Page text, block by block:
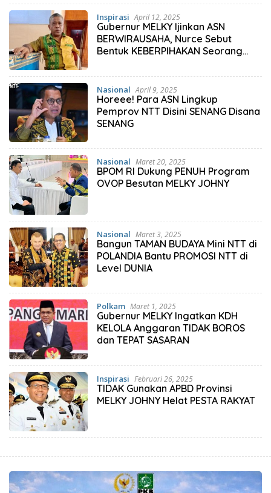
Inspirasi April 12, 2025
Gubernur MELKY Ijinkan ASN
BERWIRAUSAHA, Nurce Sebut
Bentuk KEBERPIHAKAN Seorang
Nasional April 9, 2025
Horeee! Para ASN Lingkup
Pemprov NTT Disini SENANG Disana
SENANG
Nasional Maret 20, 2025
BPOM RI Dukung PENUH Program
OVOP Besutan MELKY JOHNY
Nasional Maret 3, 2025
Bangun TAMAN BUDAYA Mini NTT di
POLANDIA Bantu PROMOSI NTT di
Level DUNIA
Polkam Maret 1, 2025
Gubernur MELKY Ingatkan KDH
KELOLA Anggaran TIDAK BOROS
dan TEPAT SASARAN
Inspirasi Februari 26, 2025
TIDAK Gunakan APBD Provinsi
MELKY JOHNY Helat PESTA RAKYAT